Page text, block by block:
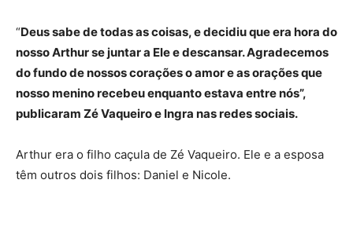
“Deus sabe de todas as coisas, e decidiu que era hora do
nosso Arthur se juntar a Ele e descansar. Agradecemos
do fundo de nossos corações o amor e as orações que
nosso menino recebeu enquanto estava entre nós”,
publicaram Zé Vaqueiro e Ingra nas redes sociais.
Arthur era o filho caçula de Zé Vaqueiro. Ele e a esposa
têm outros dois filhos: Daniel e Nicole.